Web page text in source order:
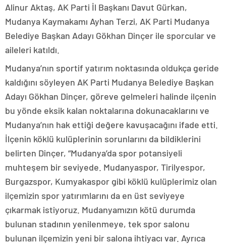
Alinur Aktaş, AK Parti İl Başkanı Davut Gürkan,
Mudanya Kaymakamı Ayhan Terzi, AK Parti Mudanya
Belediye Başkan Adayı Gökhan Dinçer ile sporcular ve
aileleri katıldı.
Mudanya’nın sportif yatırım noktasında oldukça geride
kaldığını söyleyen AK Parti Mudanya Belediye Başkan
Adayı Gökhan Dinçer, göreve gelmeleri halinde ilçenin
bu yönde eksik kalan noktalarına dokunacaklarını ve
Mudanya’nın hak ettiği değere kavuşacağını ifade etti.
İlçenin köklü kulüplerinin sorunlarını da bildiklerini
belirten Dinçer, “Mudanya’da spor potansiyeli
muhteşem bir seviyede. Mudanyaspor, Tirilyespor,
Burgazspor, Kumyakaspor gibi köklü kulüplerimiz olan
ilçemizin spor yatırımlarını da en üst seviyeye
çıkarmak istiyoruz. Mudanyamızın kötü durumda
bulunan stadının yenilenmeye, tek spor salonu
bulunan ilçemizin yeni bir salona ihtiyacı var. Ayrıca